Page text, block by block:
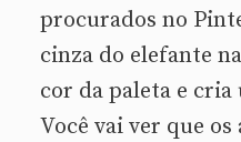
procurados no
cinza do elefante
cor da paleta e
Você vai ver que os